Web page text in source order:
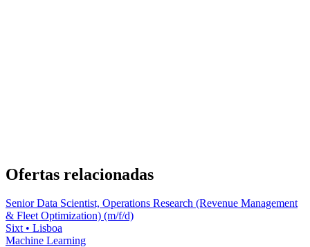
Ofertas relacionadas
Senior Data Scientist, Operations Research (Revenue Management
& Fleet Optimization) (m/f/d)
Sixt • Lisboa
Machine Learning